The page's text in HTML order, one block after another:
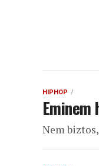
HIPHOP
Nem